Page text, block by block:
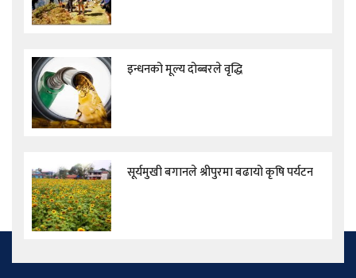
इन्धनको मूल्य दोब्बरले वृद्धि
सूर्यमुखी बगानले श्रीपुरमा बढायो कृषि पर्यटन